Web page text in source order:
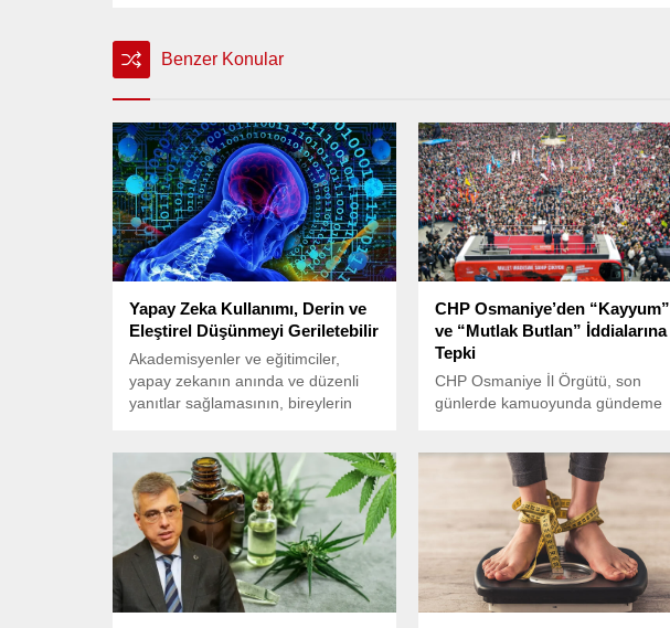
Benzer Konular
Yapay Zeka Kullanımı, Derin ve
Eleştirel Düşünmeyi Geriletebilir
Akademisyenler ve eğitimciler,
yapay zekanın anında ve düzenli
yanıtlar sağlamasının, bireylerin
ortadan kaldırabileceğini belirtiyor.
CHP Osmaniye’den “Kayyum”
ve “Mutlak Butlan” İddialarına
Tepki
CHP Osmaniye İl Örgütü, son
günlerde kamuoyunda gündeme
olmayan iddialara yönelik sert bir
açıklama yayımladı.